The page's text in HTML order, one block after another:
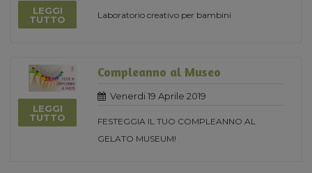
LEGGI
TUTTO
Laboratorio creativo per bambini
LEGGI
TUTTO
Compleanno al Museo
Venerdi 19 Aprile 2019
FESTEGGIA IL TUO COMPLEANNO AL
GELATO MUSEUM!